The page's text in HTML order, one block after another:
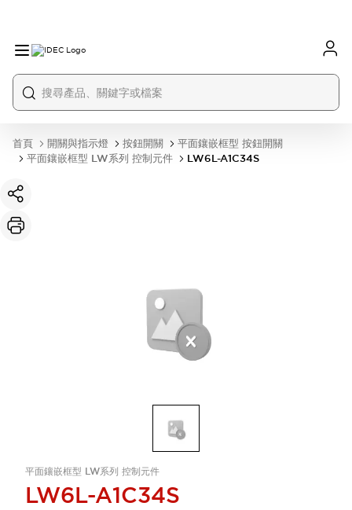
首頁 開關與指示燈 按鈕開關
平面鑲嵌框型 按鈕開關
平面鑲嵌框型 LW系列 控制元件
LW6L-A1C34S
平面鑲嵌框型 LW系列 控制元件
LW6L-A1C34S